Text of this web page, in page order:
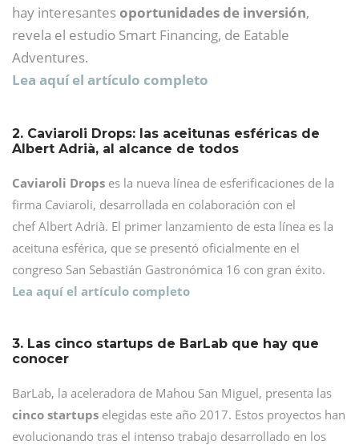
hay interesantesoportunidades de inversión,
revela el estudio Smart Financing, de Eatable
Adventures.
Lea aquí el artículo completo
2. Caviaroli Drops: las aceitunas esféricas de
Albert Adrià, al alcance de todos
Caviaroli Drops es la nueva línea de esferificaciones de la
firma Caviaroli, desarrollada en colaboración con el
chef Albert Adrià. El primer lanzamiento de esta línea es la
aceituna esférica, que se presentó oficialmente en el
congreso San Sebastián Gastronómica 16 con gran éxito.
Lea aquí el artículo completo
3. Las cinco startups de BarLab que hay que
conocer
BarLab, la aceleradora de Mahou San Miguel, presenta las
cinco startups elegidas este año 2017. Estos proyectos han
evolucionando tras el intenso trabajo desarrollado en los